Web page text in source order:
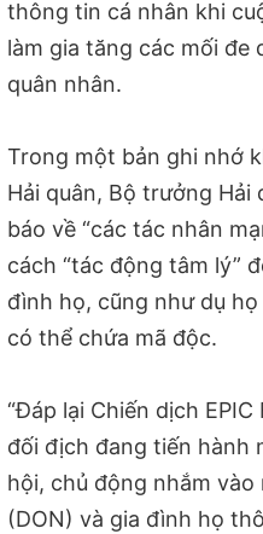
thông tin cá nhân khi
làm gia tăng các mối đe
quân nhân.
Trong một bản ghi nhớ
Hải quân, Bộ trưởng Hải
báo về “các tác nhân
cách “tác động tâm lý”
đình họ, cũng như dụ
có thể chứa mã độc.
“Đáp lại Chiến dịch
đối địch đang tiến hành
hội, chủ động nhắm vào
(DON) và gia đình họ